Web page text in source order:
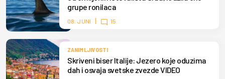
grupe ronilaca
08. JUNI 15
ZANIMLJIVOSTI
Skriveni biser Italije: Jezero koje oduzima
dah i osvaja svetske zvezde VIDEO